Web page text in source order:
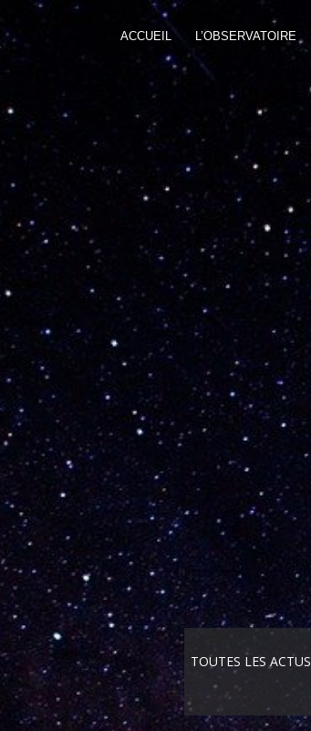
ACCUEIL L’OBSERVATOIRE
TOUTES LES ACTUS